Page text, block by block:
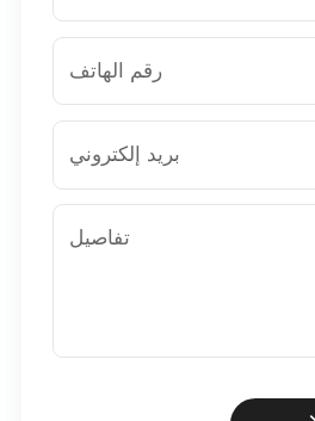
رقم الهاتف
بريد إلكتروني
تفاصيل